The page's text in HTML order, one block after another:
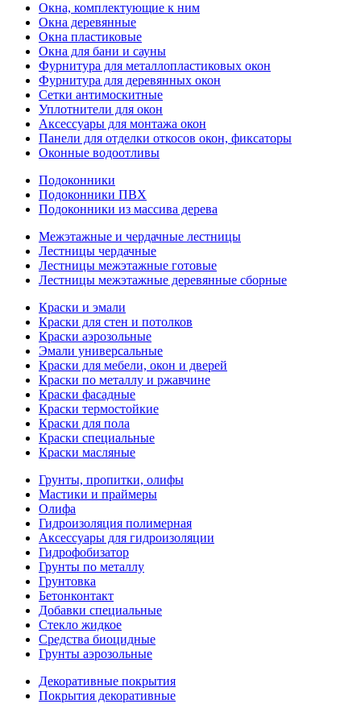
Окна, комплектующие к ним
Окна деревянные
Окна пластиковые
Окна для бани и сауны
Фурнитура для металлопластиковых окон
Фурнитура для деревянных окон
Сетки антимоскитные
Уплотнители для окон
Аксессуары для монтажа окон
Панели для отделки откосов окон, фиксаторы
Оконные водоотливы
Подоконники
Подоконники ПВХ
Подоконники из массива дерева
Межэтажные и чердачные лестницы
Лестницы чердачные
Лестницы межэтажные готовые
Лестницы межэтажные деревянные сборные
Краски и эмали
Краски для стен и потолков
Краски аэрозольные
Эмали универсальные
Краски для мебели, окон и дверей
Краски по металлу и ржавчине
Краски фасадные
Краски термостойкие
Краски для пола
Краски специальные
Краски масляные
Грунты, пропитки, олифы
Мастики и праймеры
Олифа
Гидроизоляция полимерная
Аксессуары для гидроизоляции
Гидрофобизатор
Грунты по металлу
Грунтовка
Бетонконтакт
Добавки специальные
Стекло жидкое
Средства биоцидные
Грунты аэрозольные
Декоративные покрытия
Покрытия декоративные